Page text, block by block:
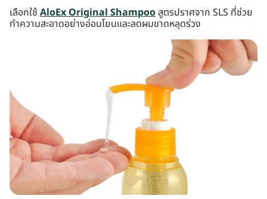
เลือกใช้ AloEx Original Shampooสูตรปราศจาก SLS ที่ช่วย
ทำความสะอาดอย่างอ่อนโยนและลดผมขาดหลุดร่วง